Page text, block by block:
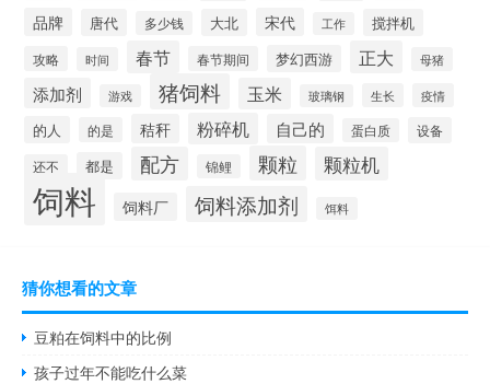
品牌 唐代 多少钱 大北 宋代 工作 搅拌机
攻略 时间 春节 春节期间 梦幻西游 正大 母猪
添加剂 游戏 猪饲料 玉米 玻璃钢 生长 疫情
的人 的是 秸秆 粉碎机 自己的 蛋白质 设备
还不 都是 配方 锦鲤 颗粒 颗粒机
饲料 饲料厂 饲料添加剂 饵料
猜你想看的文章
豆粕在饲料中的比例
孩子过年不能吃什么菜